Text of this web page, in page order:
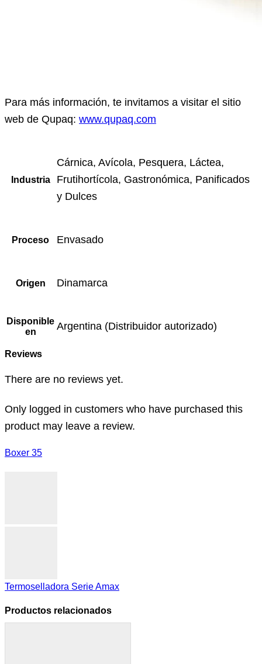
Para más información, te invitamos a visitar el sitio
web de Qupaq: www.qupaq.com
Industria
Cárnica, Avícola, Pesquera, Láctea,
Frutihortícola, Gastronómica, Panificados
y Dulces
Proceso Envasado
Origen Dinamarca
Disponible
en
Argentina (Distribuidor autorizado)
Reviews
There are no reviews yet.
Only logged in customers who have purchased this
product may leave a review.
Boxer 35
Termoselladora Serie Amax
Productos relacionados